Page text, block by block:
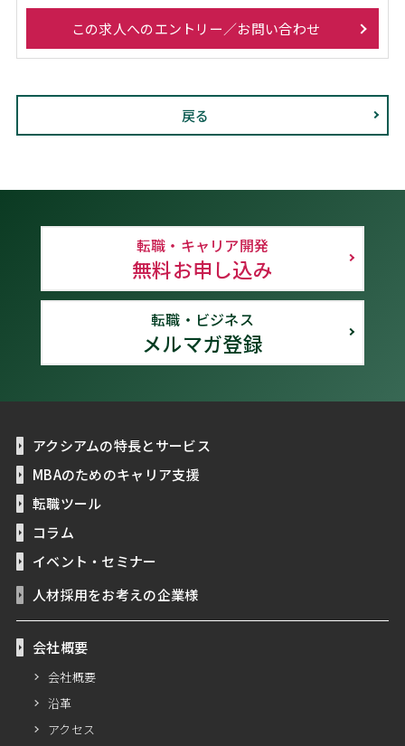
この求人へのエントリー／お問い合わせ
戻る
転職・キャリア開発
無料お申し込み
転職・ビジネス
メルマガ登録
アクシアムの特長とサービス
MBAのためのキャリア支援
転職ツール
コラム
イベント・セミナー
人材採用をお考えの企業様
会社概要
会社概要
沿革
アクセス